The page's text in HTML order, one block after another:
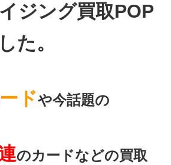
ジング買取POP
た。
ドや今話題の
のカードなどの買取